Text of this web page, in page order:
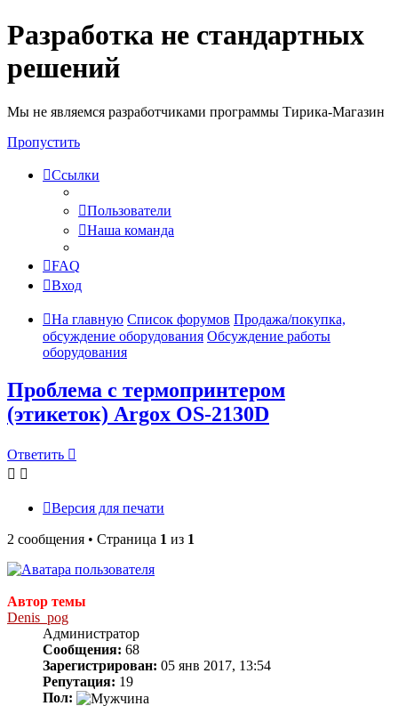
Разработка не стандартных
решений
Мы не являемся разработчиками программы Тирика-Магазин
Пропустить
Ссылки
Пользователи
Наша команда
FAQ
Вход
На главную Список форумов Продажа/покупка,
обсуждение оборудования Обсуждение работы
оборудования
Проблема с термопринтером
(этикеток) Argox OS-2130D
Ответить
Версия для печати
2 сообщения • Страница 1 из 1
Автор темы
Denis_pog
Администратор
Сообщения: 68
Зарегистрирован: 05 янв 2017, 13:54
Репутация: 19
Пол: